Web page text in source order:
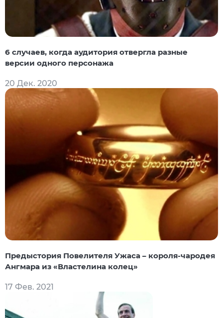
6 случаев, когда аудитория отвергла разные
версии одного персонажа
20 Дек. 2020
Предыстория Повелителя Ужаса – короля-чародея
Ангмара из «Властелина колец»
17 Фев. 2021